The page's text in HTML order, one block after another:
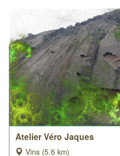
Atelier Véro Jaques
Vins (5.6 km)